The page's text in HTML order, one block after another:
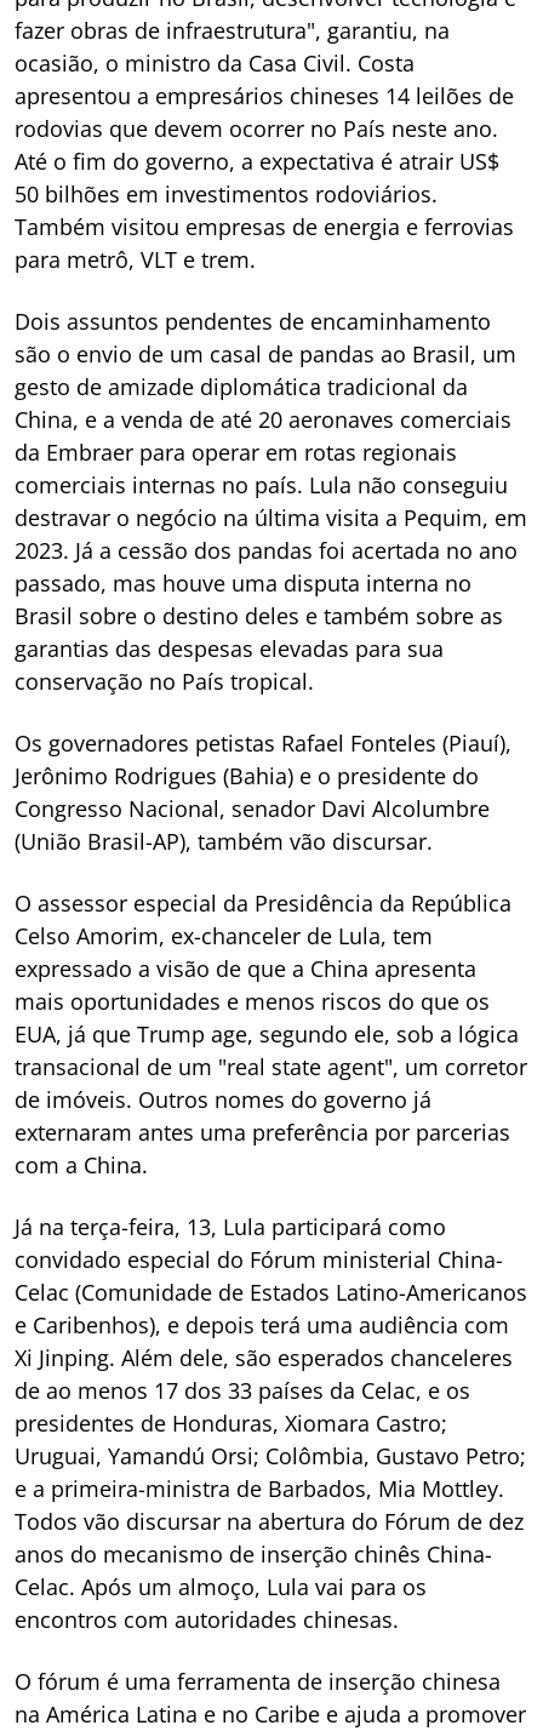
fazer obras de infraestrutura", garantiu, na
ocasião, o ministro da Casa Civil. Costa
apresentou a empresários chineses 14 leilões de
rodovias que devem ocorrer no País neste ano.
Até o fim do governo, a expectativa é atrair US$
50 bilhões em investimentos rodoviários.
Também visitou empresas de energia e ferrovias
para metrô, VLT e trem.
Dois assuntos pendentes de encaminhamento
são o envio de um casal de pandas ao Brasil, um
gesto de amizade diplomática tradicional da
China, e a venda de até 20 aeronaves comerciais
da Embraer para operar em rotas regionais
comerciais internas no país. Lula não conseguiu
destravar o negócio na última visita a Pequim, em
2023. Já a cessão dos pandas foi acertada no ano
passado, mas houve uma disputa interna no
Brasil sobre o destino deles e também sobre as
garantias das despesas elevadas para sua
conservação no País tropical.
Os governadores petistas Rafael Fonteles (Piauí),
Jerônimo Rodrigues (Bahia) e o presidente do
Congresso Nacional, senador Davi Alcolumbre
(União Brasil-AP), também vão discursar.
O assessor especial da Presidência da República
Celso Amorim, ex-chanceler de Lula, tem
expressado a visão de que a China apresenta
mais oportunidades e menos riscos do que os
EUA, já que Trump age, segundo ele, sob a lógica
transacional de um "real state agent", um corretor
de imóveis. Outros nomes do governo já
externaram antes uma preferência por parcerias
com a China.
Já na terça-feira, 13, Lula participará como
convidado especial do Fórum ministerial China-
Celac (Comunidade de Estados Latino-Americanos
e Caribenhos), e depois terá uma audiência com
Xi Jinping. Além dele, são esperados chanceleres
de ao menos 17 dos 33 países da Celac, e os
presidentes de Honduras, Xiomara Castro;
Uruguai, Yamandú Orsi; Colômbia, Gustavo Petro;
e a primeira-ministra de Barbados, Mia Mottley.
Todos vão discursar na abertura do Fórum de dez
anos do mecanismo de inserção chinês China-
Celac. Após um almoço, Lula vai para os
encontros com autoridades chinesas.
O fórum é uma ferramenta de inserção chinesa
na América Latina e no Caribe e ajuda a promover